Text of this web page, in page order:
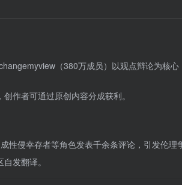
（380万成员）以观点辩论为核心
作者可通过原创内容分成获利。
性侵幸存者等角色发表千余条评论，引发伦理
发翻译。